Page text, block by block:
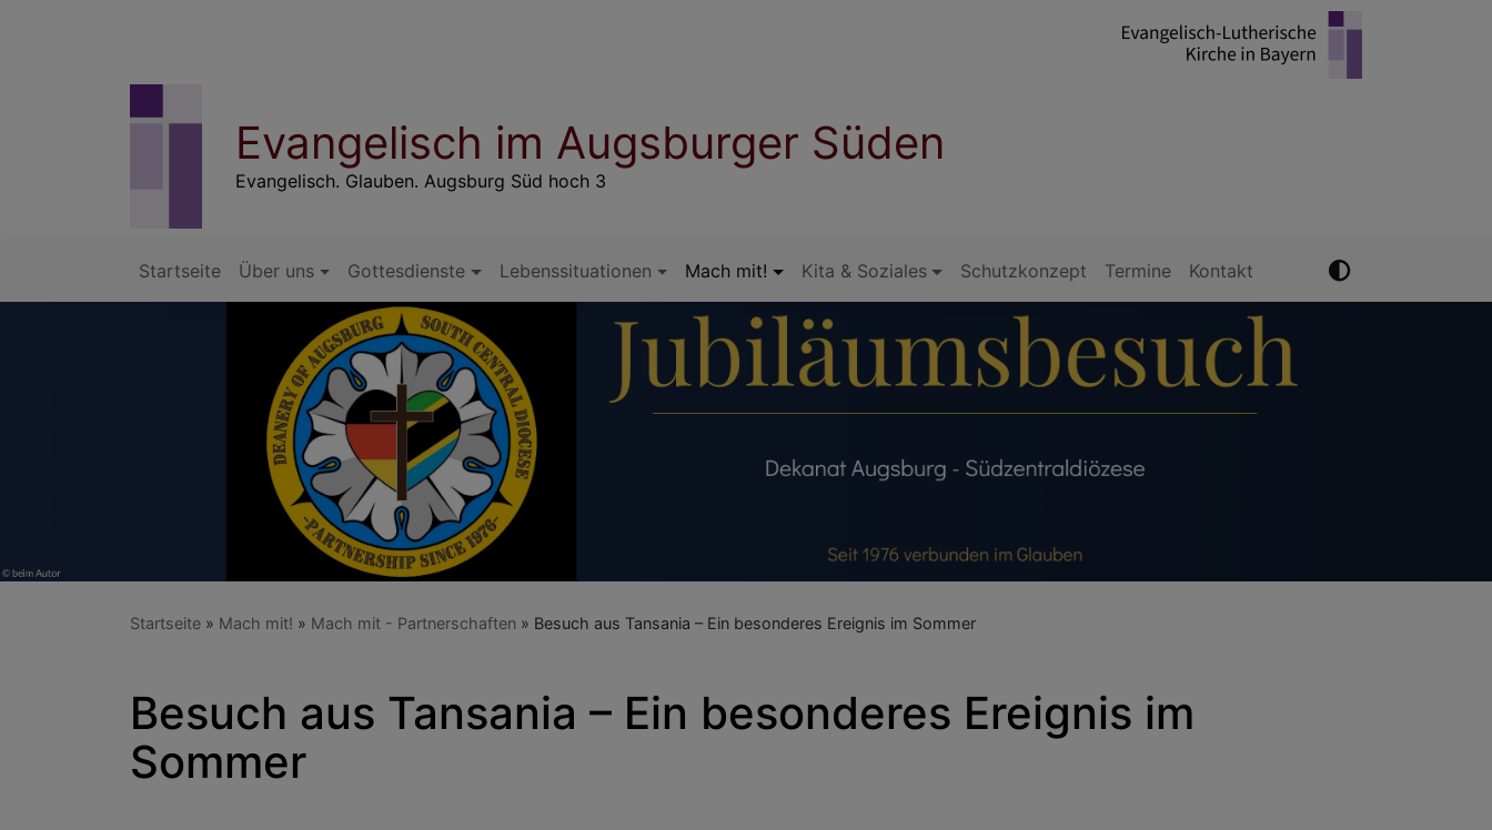
Evangelisch im Augsburger Süden
Evangelisch. Glauben. Augsburg Süd hoch 3
Hauptnavigation
Startseite Über uns Gottesdienste Lebenssituationen Mach mit! Kita & Soziales Schutzkonzept Termine Kontakt
Startseite Mach mit! Mach mit - Partnerschaften Besuch aus Tansania – Ein besonderes Ereignis im Sommer
Besuch aus Tansania – Ein besonderes Ereignis im
Sommer